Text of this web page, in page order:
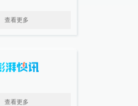
查看更多
查看更多